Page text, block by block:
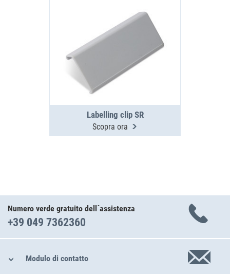
Labelling clip SR
Scopra ora
Numero verde gratuito dell´assistenza
+39 049 7362360
Modulo di contatto